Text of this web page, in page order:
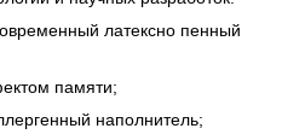
латексно пенный
памяти;
наполнитель;